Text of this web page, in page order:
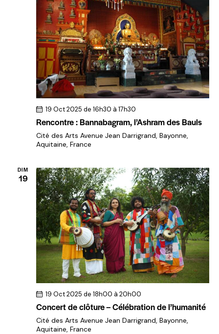
19 Oct 2025 de 16h30 à 17h30
Rencontre : Bannabagram, l’Ashram des Bauls
Cité des Arts Avenue Jean Darrigrand, Bayonne,
Aquitaine, France
DIM
19
19 Oct 2025 de 18h00 à 20h00
Concert de clôture – Célébration de l’humanité
Cité des Arts Avenue Jean Darrigrand, Bayonne,
Aquitaine, France